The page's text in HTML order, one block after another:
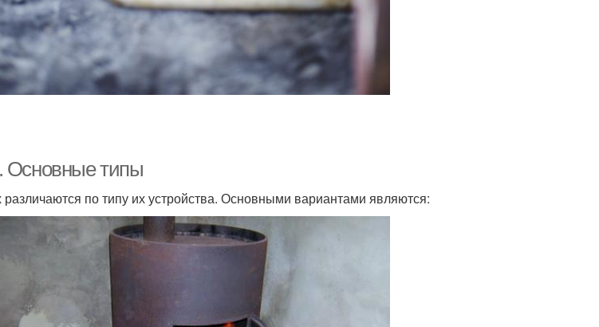
Основные типы
по типу их устройства. Основными вариантами являются: